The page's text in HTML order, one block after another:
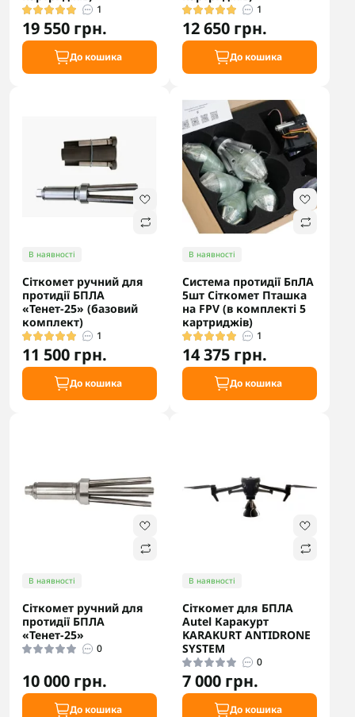
1
19 550 грн.
До кошика
1
12 650 грн.
До кошика
В наявності
Сіткомет ручний для
протидії БПЛА
«Тенет-25» (базовий
комплект)
1
11 500 грн.
До кошика
В наявності
Cистема протидії БпЛА
5шт Cіткомет Пташка
на FPV (в комплекті 5
картриджів)
1
14 375 грн.
До кошика
В наявності
Сіткомет ручний для
протидії БПЛА
«Тенет-25»
0
10 000 грн.
До кошика
В наявності
Сіткомет для БПЛА
Autel Каракурт
KARAKURT ANTIDRONE
SYSTEM
0
7 000 грн.
До кошика